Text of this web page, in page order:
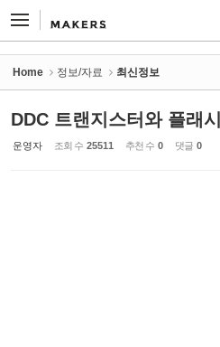
Home 정보/자료 최신정보
DDC 트랜지스터와 플래
운영자 조회 수 25511 추천 수 0 댓글 0